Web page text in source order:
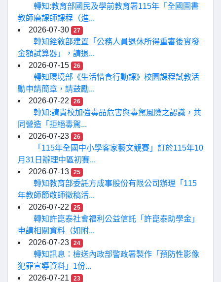
轉知:教育部國民及學前教育署115年「全國圖書
教師磨課師課程（進...
2026-07-30
27
轉知銓敘部建置「公務人員退休所得重審後實發
金額試算器」，請退...
2026-07-15
26
轉知環境部《生活惜食行動課》校園課程試教活
動申請簡章，請鼓勵...
2026-07-22
26
轉知:請貴校加強毒品危害與毒駕風險之認識，共
同營造「拒絕毒駕...
2026-07-23
26
「115年全國中小學客家藝文競賽」訂於115年10
月31日辦理中區初賽...
2026-07-13
25
轉知教育部委託方成事股份有限公司辦理「115
年教師節敬師徵稿活...
2026-07-22
25
轉知許崑泰社會福利公益信託「許崑泰助學金」
申請相關資料（如附...
2026-07-23
24
轉知訊息：檢送內政部警政署製作「預防性影像
犯罪宣導資料」1份...
2026-07-21
23